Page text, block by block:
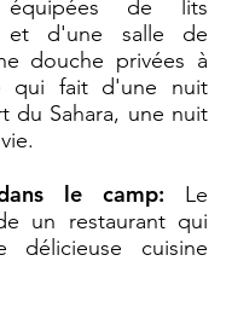
de lits
et d'une salle de
douche privées à
qui fait d'une nuit
du Sahara, une nuit
le camp: Le
un restaurant qui
délicieuse cuisine